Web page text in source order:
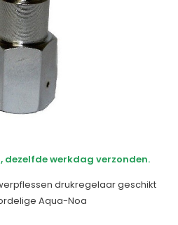
dezelfde werkdag verzonden.
drukregelaar geschikt
Aqua-Noa